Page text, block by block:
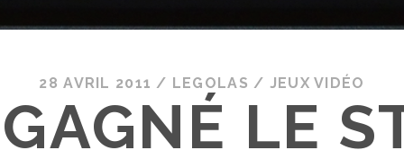
28 AVRIL 2011 / LEGOLAS / JEUX VIDÉO
GAGNÉ LE